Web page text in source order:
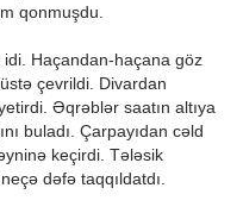
qonmuşdu.
Haçandan-haçana göz
çevrildi. Divardan
Əqrəblər saatın altıya
buladı. Çarpayıdan cəld
keçirdi. Tələsik
dəfə taqqıldatdı.